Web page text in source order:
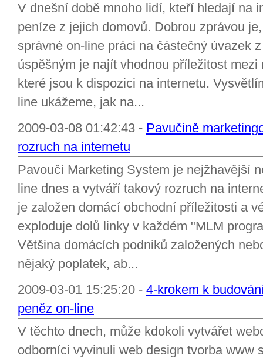
V dnešní době mnoho lidí, kteří hledají na
peníze z jejich domovů. Dobrou zprávou
správné on-line práci na částečný úvazek
úspěšným je najít vhodnou příležitost
které jsou k dispozici na internetu.
line ukážeme, jak na...
2009-03-08 01:42:43 - Pavučině
rozruch na internetu
Pavoučí Marketing System je nejžhavější
line dnes a vytváří takový rozruch na
je založen domácí obchodní příležitosti a
exploduje dolů linky v každém "MLM
Většina domácích podniků založených
nějaký poplatek, ab...
2009-03-01 15:25:20 - 4-krokem k
peněz on-line
V těchto dnech, může kdokoli vytvářet
odborníci vyvinuli web design tvorba www